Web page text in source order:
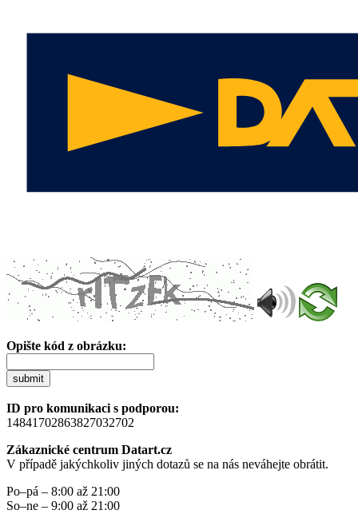
Opište kód z obrázku:
submit
ID pro komunikaci s podporou:
14841702863827032702
Zákaznické centrum Datart.cz
V případě jakýchkoliv jiných dotazů se na nás neváhejte obrátit.
Po–pá – 8:00 až 21:00
So–ne – 9:00 až 21:00